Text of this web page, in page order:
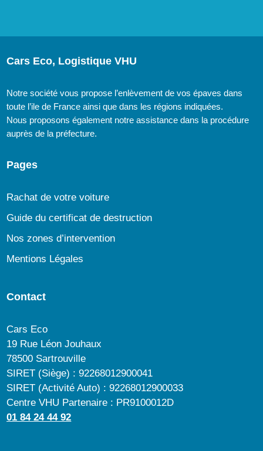
Cars Eco, Logistique VHU
Notre société vous propose l’enlèvement de vos épaves dans
toute l’ile de France ainsi que dans les régions indiquées.
Nous proposons également notre assistance dans la procédure
auprès de la préfecture.
Pages
Rachat de votre voiture
Guide du certificat de destruction
Nos zones d’intervention
Mentions Légales
Contact
Cars Eco
19 Rue Léon Jouhaux
78500 Sartrouville
SIRET (Siège) : 92268012900041
SIRET (Activité Auto) : 92268012900033
Centre VHU Partenaire : PR9100012D
01 84 24 44 92